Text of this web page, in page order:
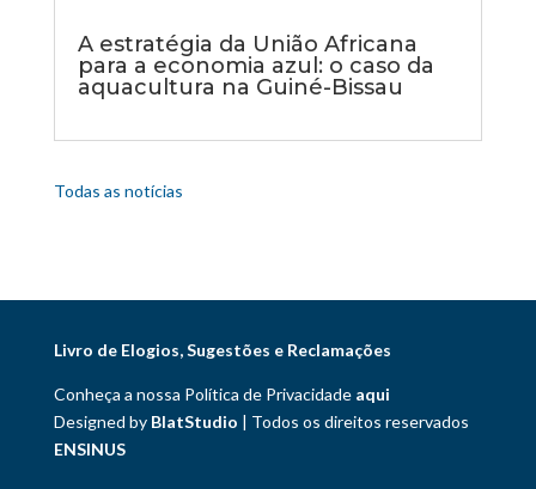
A estratégia da União Africana
para a economia azul: o caso da
aquacultura na Guiné-Bissau
Todas as notícias
Livro de Elogios, Sugestões e Reclamações
Conheça a nossa Política de Privacidade aqui
Designed by BlatStudio | Todos os direitos reservados
ENSINUS